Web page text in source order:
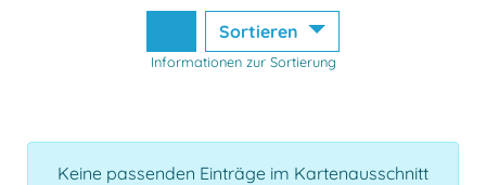
Sortieren
Informationen zur Sortierung
Keine passenden Einträge im Kartenausschnitt